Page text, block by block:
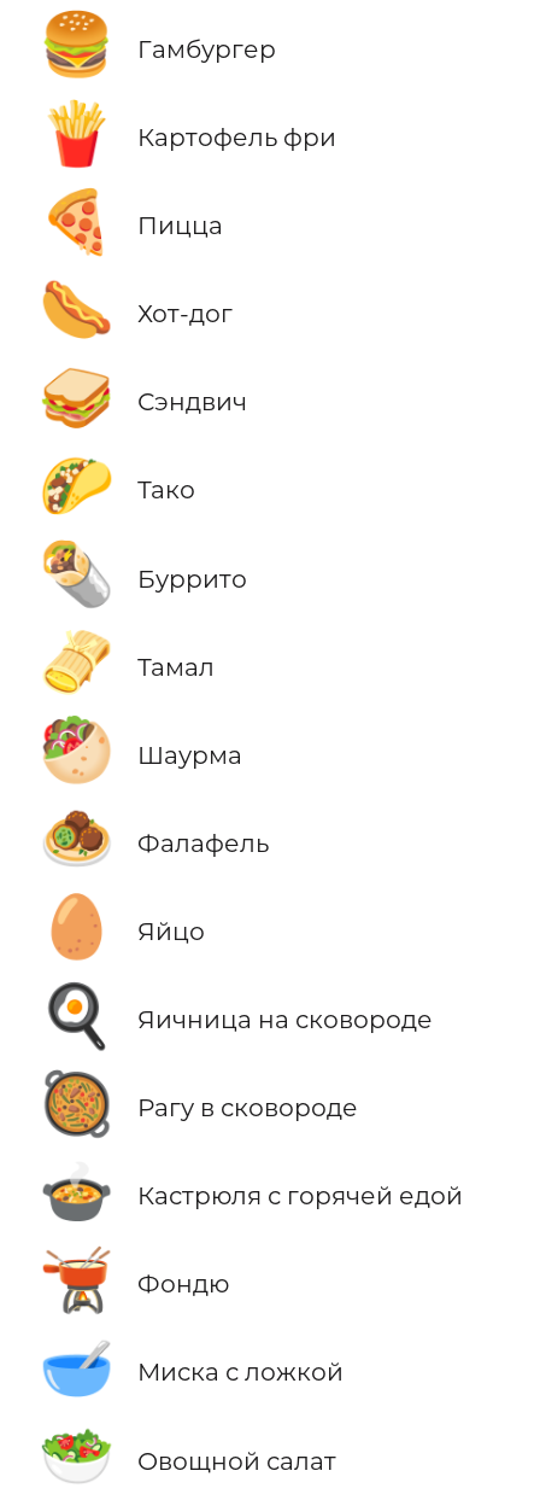
🍔 Гамбургер
🍟 Картофель фри
🍕 Пицца
🌭 Хот-дог
🥪 Сэндвич
🌮 Тако
🌯 Буррито
🫔 Тамал
🥙 Шаурма
🧆 Фалафель
🥚 Яйцо
🍳 Яичница на сковороде
🥘 Рагу в сковороде
🍲 Кастрюля с горячей едой
🫕 Фондю
🥣 Миска с ложкой
🥗 Овощной салат